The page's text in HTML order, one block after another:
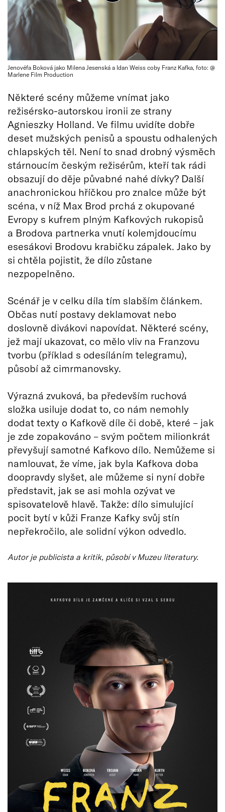
Jenovéfa Boková jako Milena Jesenská a Idan Weiss coby Franz Kafka, foto: @
Marlene Film Production
Některé scény můžeme vnímat jako
režisérsko-autorskou ironii ze strany
Agnieszky Holland. Ve filmu uvidíte dobře
deset mužských penisů a spoustu odhalených
chlapských těl. Není to snad drobný výsměch
stárnoucím českým režisérům, kteří tak rádi
obsazují do děje půvabné nahé dívky? Další
anachronickou hříčkou pro znalce může být
scéna, v níž Max Brod prchá z okupované
Evropy s kufrem plným Kafkových rukopisů
a Brodova partnerka vnutí kolemjdoucímu
esesákovi Brodovu krabičku zápalek. Jako by
si chtěla pojistit, že dílo zůstane
nezpopelněno.
Scénář je v celku díla tím slabším článkem.
Občas nutí postavy deklamovat nebo
doslovně divákovi napovídat. Některé scény,
jež mají ukazovat, co mělo vliv na Franzovu
tvorbu (příklad s odesíláním telegramu),
působí až cimrmanovsky.
Výrazná zvuková, ba především ruchová
složka usiluje dodat to, co nám nemohly
dodat texty o Kafkově díle či době, které – jak
je zde zopakováno – svým počtem milionkrát
převyšují samotné Kafkovo dílo. Nemůžeme si
namlouvat, že víme, jak byla Kafkova doba
doopravdy slyšet, ale můžeme si nyní dobře
představit, jak se asi mohla ozývat ve
spisovatelově hlavě. Takže: dílo simulující
pocit bytí v kůži Franze Kafky svůj stín
nepřekročilo, ale solidní výkon odvedlo.
Autor je publicista a kritik, působí v Muzeu literatury.